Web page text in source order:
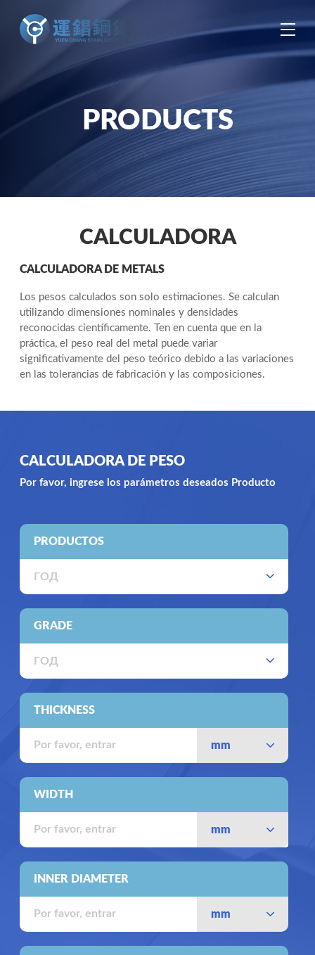
中 EN
PRODUCTS
CALCULADORA
CALCULADORA DE METALS
Los pesos calculados son solo estimaciones. Se calculan
utilizando dimensiones nominales y densidades
reconocidas científicamente. Ten en cuenta que en la
práctica, el peso real del metal puede variar
significativamente del peso teórico debido a las variaciones
en las tolerancias de fabricación y las composiciones.
CALCULADORA DE PESO
Por favor, ingrese los parámetros deseados Producto
PRODUCTOS
ГОД
GRADE
ГОД
THICKNESS
mm
WIDTH
mm
INNER DIAMETER
mm